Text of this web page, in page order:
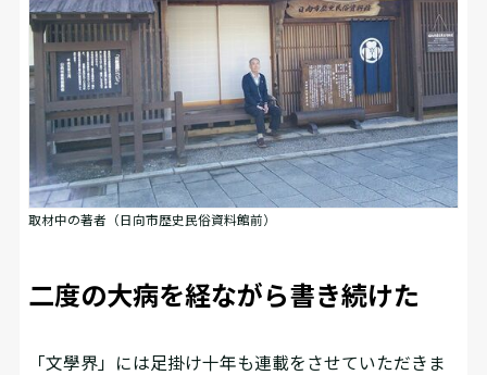
取材中の著者（日向市歴史民俗資料館前）
二度の大病を経ながら書き続けた
「文學界」には足掛け十年も連載をさせていただきま